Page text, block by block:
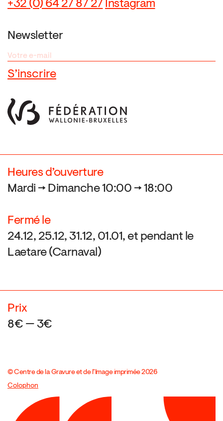
+32 (0) 64 27 87 27 Instagram
Newsletter
Heures d’ouverture
Mardi → Dimanche 10:00 → 18:00
Fermé le
24.12, 25.12, 31.12, 01.01, et pendant le
Laetare (Carnaval)
Prix
8€ — 3€
© Centre de la Gravure et de l’Image imprimée 2026
Colophon
Design:Marcel Kaczmarek